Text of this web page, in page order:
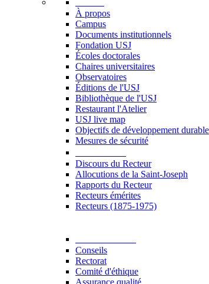
À propos
Campus
Documents institutionnels
Fondation USJ
Écoles doctorales
Chaires universitaires
Observatoires
Éditions de l'USJ
Bibliothèque de l'USJ
Restaurant l'Atelier
USJ live map
Objectifs de développement durable
Mesures de sécurité
Discours du Recteur
Allocutions de la Saint-Joseph
Rapports du Recteur
Recteurs émérites
Recteurs (1875-1975)
Conseils
Rectorat
Comité d'éthique
Assurance qualité